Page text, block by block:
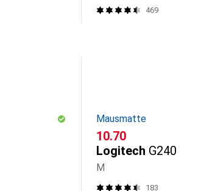
469
Mausmatte
CHF
10.70
Logitech G240
M
183